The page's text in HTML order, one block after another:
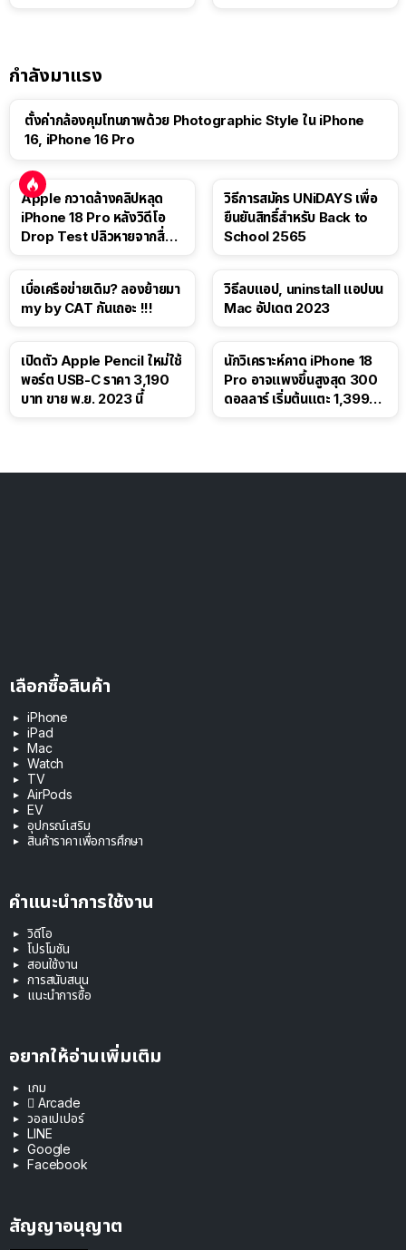
กำลังมาแรง
ตั้งค่ากล้องคุมโทนภาพด้วย Photographic Style ใน iPhone
16, iPhone 16 Pro
Apple กวาดล้างคลิปหลุด
iPhone 18 Pro หลังวิดีโอ
Drop Test ปลิวหายจากสื่อ
วิธีการสมัคร UNiDAYS เพื่อ
ยืนยันสิทธิ์สำหรับ Back to
School 2565
เบื่อเครือข่ายเดิม? ลองย้ายมา
my by CAT กันเถอะ !!!
วิธีลบแอป, uninstall แอปบน
Mac อัปเดต 2023
เปิดตัว Apple Pencil ใหม่ใช้
พอร์ต USB-C ราคา 3,190
บาท ขาย พ.ย. 2023 นี้
นักวิเคราะห์คาด iPhone 18
Pro อาจแพงขึ้นสูงสุด 300
ดอลลาร์ เริ่มต้นแตะ 1,399
เลือกซื้อสินค้า
iPhone
iPad
Mac
Watch
TV
AirPods
EV
อุปกรณ์เสริม
สินค้าราคาเพื่อการศึกษา
คำแนะนำการใช้งาน
วิดีโอ
โปรโมชัน
สอนใช้งาน
การสนับสนุน
แนะนำการซื้อ
อยากให้อ่านเพิ่มเติม
เกม
 Arcade
วอลเปเปอร์
LINE
Google
Facebook
สัญญาอนุญาต